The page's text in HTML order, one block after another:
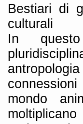
Bestiari di
culturali
In
mondo